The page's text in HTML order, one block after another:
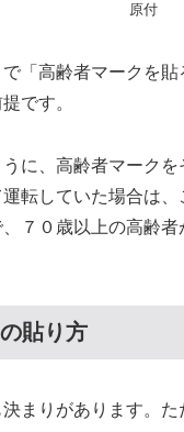
原付
「高齢者マークを
です。
に、高齢者マーク
転していた場合は、
７０歳以上の高齢者
貼り方
まりがあります。た